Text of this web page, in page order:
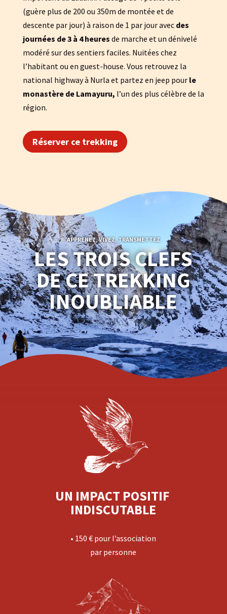
(guère plus de 200 ou 350m de montée et de
descente par jour) à raison de 1 par jour avecdes
journées de 3 à 4 heures de marche et un dénivelé
modéré sur des sentiers faciles. Nuitées chez
l’habitant ou en guest-house. Vous retrouvez la
national highway à Nurla et partez en jeep pour le
monastère de Lamayuru, l’un des plus célèbre de la
région.
Réserver ce trekking
APPRENEZ, VIVEZ, TRANSMETTEZ
LES TROIS CLEFS
DE CE TREKKING
INOUBLIABLE
UN IMPACT POSITIF
INDISCUTABLE
• 150 € pour l’association
par personne